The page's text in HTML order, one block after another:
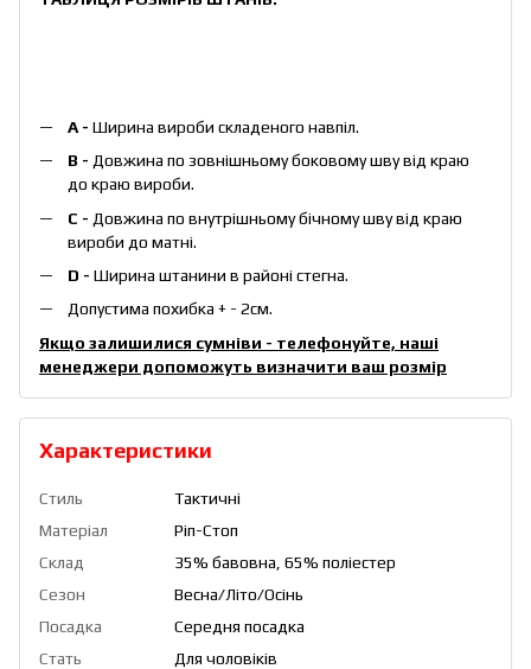
А - Ширина вироби складеного навпіл.
B - Довжина по зовнішньому боковому шву від краю
до краю вироби.
С - Довжина по внутрішньому бічному шву від краю
вироби до матні.
D - Ширина штанини в районі стегна.
Допустима похибка + - 2см.
Якщо залишилися сумніви - телефонуйте, наші
менеджери допоможуть визначити ваш розмір
Характеристики
Стиль
Тактичні
Матеріал
Ріп-Стоп
Склад
35% бавовна, 65% поліестер
Сезон
Весна/Літо/Осінь
Посадка
Середня посадка
Стать
Для чоловіків